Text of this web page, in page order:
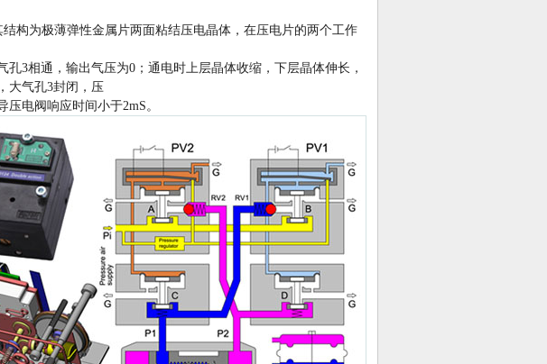
构为极薄弹性金属片两面粘结压电晶体，在压电片的两个工作
3相通，输出气压为0；通电时上层晶体收缩，下层晶体伸长，
大气孔3封闭，压
电阀响应时间小于2mS。